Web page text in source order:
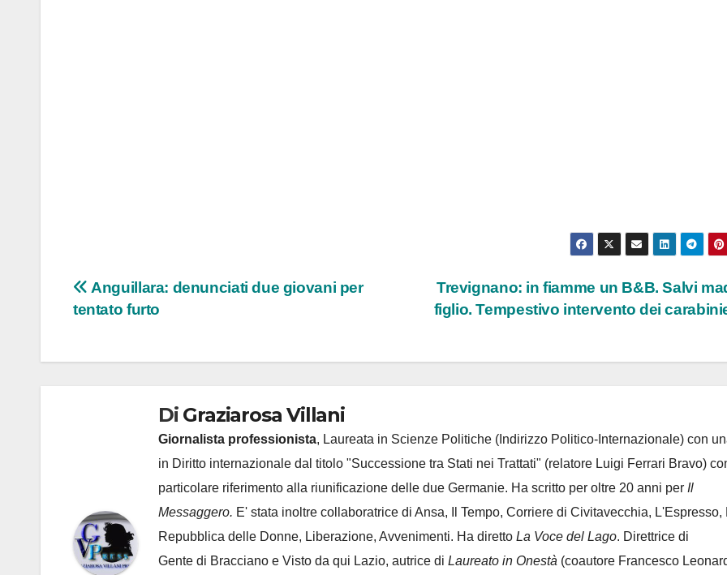
Navigazione
Trevignano: in fiamme un B&B. Salvi
figlio. Tempestivo intervento dei
Anguillara: denunciati due giovani per
tentato furto
Di Graziarosa Villani
Giornalista professionista, Laureata in Scienze Politiche (Indirizzo Politico-Internazionale) con
in Diritto internazionale dal titolo "Successione tra Stati nei Trattati" (relatore Luigi Ferrari Bravo)
particolare riferimento alla riunificazione delle due Germanie. Ha scritto per oltre 20 anni per Il
Messaggero. E' stata inoltre collaboratrice di Ansa, Il Tempo, Corriere di Civitavecchia, L'Espresso,
Repubblica delle Donne, Liberazione, Avvenimenti. Ha diretto La Voce del Lago. Direttrice di
Gente di Bracciano e Visto da qui Lazio, autrice di Laureato in Onestà (coautore Francesco